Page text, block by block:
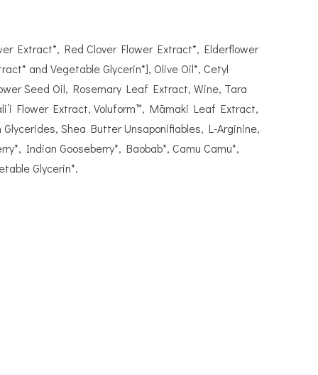
Extract*, Red Clover Flower Extract*, Elderflower
and Vegetable Glycerin*], Olive Oil*, Cetyl
Seed Oil, Rosemary Leaf Extract, Wine, Tara
Flower Extract, Voluform™, Māmaki Leaf Extract,
Shea Butter Unsaponifiables, L-Arginine,
Indian Gooseberry*, Baobab*, Camu Camu*,
Glycerin*.